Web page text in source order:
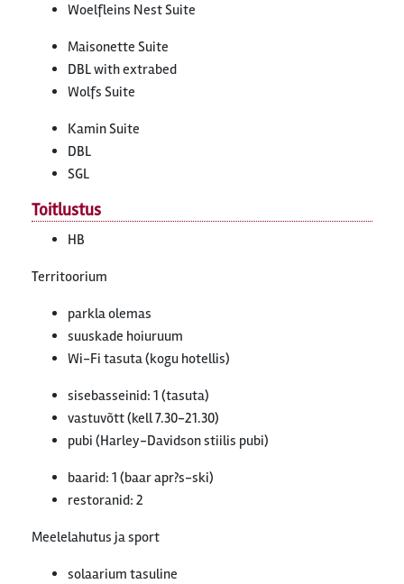
Woelfleins Nest Suite
Maisonette Suite
DBL with extrabed
Wolfs Suite
Kamin Suite
DBL
SGL
Toitlustus
HB
Territoorium
parkla olemas
suuskade hoiuruum
Wi-Fi tasuta (kogu hotellis)
sisebasseinid: 1 (tasuta)
vastuvõtt (kell 7.30-21.30)
pubi (Harley-Davidson stiilis pubi)
baarid: 1 (baar apr?s-ski)
restoranid: 2
Meelelahutus ja sport
solaarium tasuline